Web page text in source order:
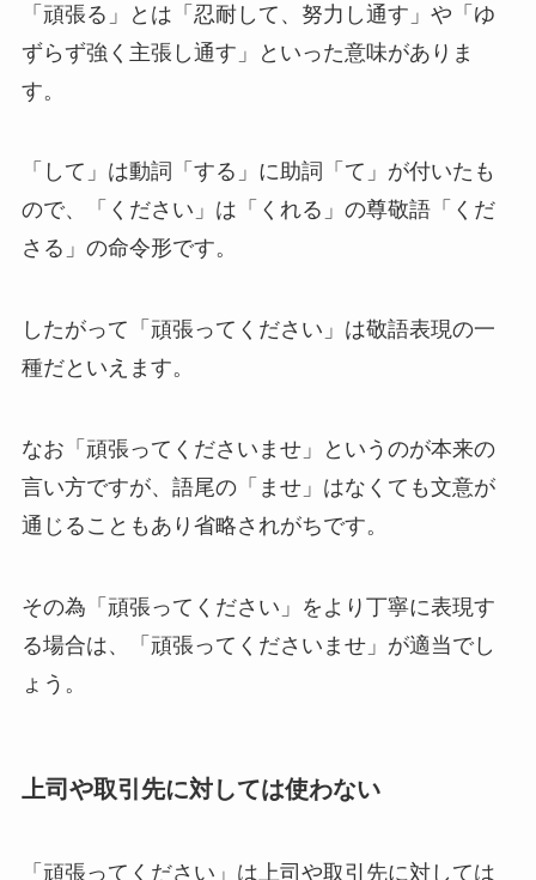
「頑張る」とは「忍耐して、努力し通す」や「ゆ
ずらず強く主張し通す」といった意味がありま
す。
「して」は動詞「する」に助詞「て」が付いたも
ので、「ください」は「くれる」の尊敬語「くだ
さる」の命令形です。
したがって「頑張ってください」は敬語表現の一
種だといえます。
なお「頑張ってくださいませ」というのが本来の
言い方ですが、語尾の「ませ」はなくても文意が
通じることもあり省略されがちです。
その為「頑張ってください」をより丁寧に表現す
る場合は、「頑張ってくださいませ」が適当でし
ょう。
上司や取引先に対しては使わない
「頑張ってください」は上司や取引先に対しては